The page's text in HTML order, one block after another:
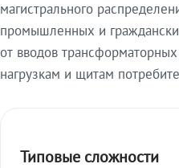
магистрального
промышленных и
от вводов
нагрузкам и щитам
Типовые сложности